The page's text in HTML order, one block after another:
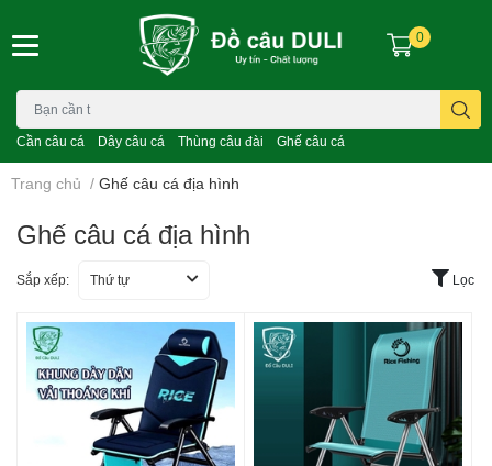
Cần câu cá Dây câu cá Thùng câu đài Ghế câu cá
0
Trang chủ / Ghế câu cá địa hình
Ghế câu cá địa hình
Sắp xếp: Thứ tự Lọc